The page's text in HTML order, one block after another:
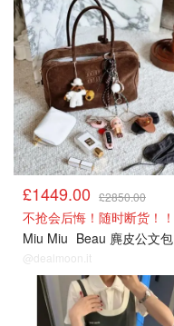
£1449.00 £2850.00
不抢会后悔！随时断货！！
Miu Miu Beau 麂皮公文包
@dealmoon.it